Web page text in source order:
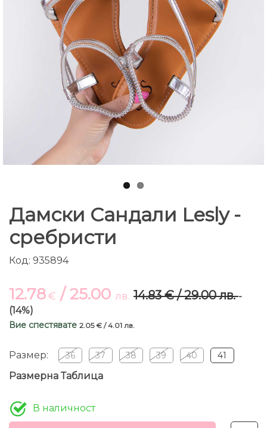
Дамски Сандали Lesly -
сребристи
Код: 935894
12.78 € / 25.00 лв. 14.83 € / 29.00 лв.-
(14%)
Вие спестявате 2.05 € / 4.01 лв.
Размер: 36 37 38 39 40 41
Размерна Таблица
В наличност